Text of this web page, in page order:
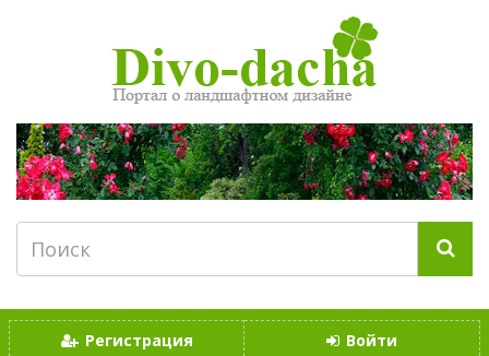
Регистрация Войти